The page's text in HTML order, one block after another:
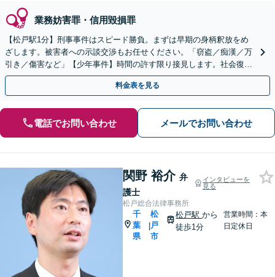
業務妨害罪・信用毀損罪
【松戸駅1分】刑事事件はスピード勝負。まずは早期の身柄釈放をめ
ざします。被害者への示談交渉もお任せください。「窃盗／痴漢／万
引き／傷害など」【少年事件】時間の許す限り接見します。社会復帰
を考えた解決を大事に。
料金表を見る
電話でお問い合わせ メールでお問い合わせ
関野 裕介 弁
護士
インタビューを
見る
松戸総合法律事務所
千
葉
県
|
松
戸
市
松戸駅から
徒歩1分
営業時間：本
日定休日